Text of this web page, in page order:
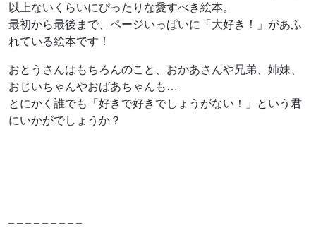
以上ないくらいにぴったりな愛すべき絵本。
最初から最後まで、ページいっぱいに「大好き！」があふ
れている絵本です！
おとうさんはもちろんのこと、おかあさんや兄弟、姉妹、
おじいちゃんやおばあちゃんも…
とにかく誰でも「好きで好きでしょうがない！」という君
にいかがでしょうか？
– – – – – – – – –